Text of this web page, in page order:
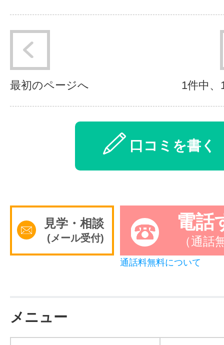
1件中、
最初のページへ
口コミを書く
見学・相談
(メール受付)
電話
（通話
通話料無料について
メニュー